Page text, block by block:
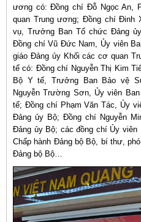
ương có: Đồng chí Đỗ Ngọc An,
quan Trung ương; Đồng chí Đinh
vụ, Trưởng Ban Tổ chức Đảng
Đồng chí Vũ Đức Nam, Ủy viên
giáo Đảng ủy Khối các cơ quan
tế có: Đồng chí Nguyễn Thị Kim
Bộ Y tế, Trưởng Ban Bảo vệ
Nguyễn Trường Sơn, Ủy viên
tế; Đồng chí Phạm Văn Tác, Ủy
Đảng ủy Bộ; Đồng chí Nguyễn
Đảng ủy Bộ; các đồng chí Ủy
Chấp hành Đảng bộ Bộ, bí thư,
Đảng bộ Bộ…